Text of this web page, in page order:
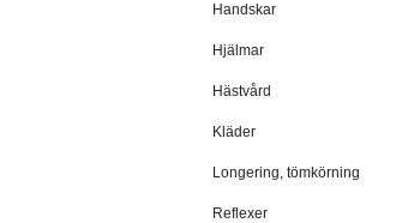
Handskar
Hjälmar
Hästvård
Kläder
Longering, tömkörning
Reflexer